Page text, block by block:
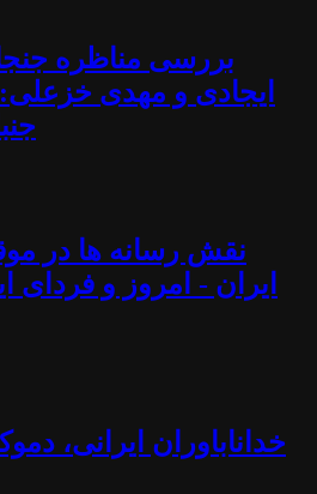
بررسی مناظره
ایجادی و مهدی
نقش رسانه ها در
ایران - امروز و فردای
خداناباوران ایرانی،